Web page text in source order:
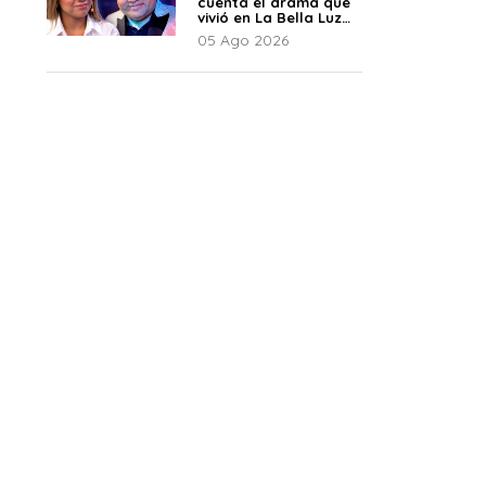
vivió en La Bella Luz
tras denuncia al
director musical: “No
05 Ago 2026